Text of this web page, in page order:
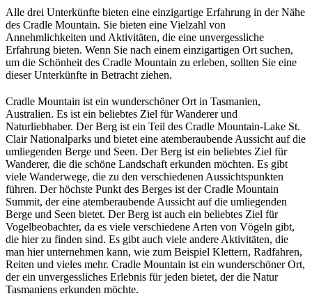
Alle drei Unterkünfte bieten eine einzigartige Erfahrung in der Nähe
des Cradle Mountain. Sie bieten eine Vielzahl von
Annehmlichkeiten und Aktivitäten, die eine unvergessliche
Erfahrung bieten. Wenn Sie nach einem einzigartigen Ort suchen,
um die Schönheit des Cradle Mountain zu erleben, sollten Sie eine
dieser Unterkünfte in Betracht ziehen.
Cradle Mountain ist ein wunderschöner Ort in Tasmanien,
Australien. Es ist ein beliebtes Ziel für Wanderer und
Naturliebhaber. Der Berg ist ein Teil des Cradle Mountain-Lake St.
Clair Nationalparks und bietet eine atemberaubende Aussicht auf die
umliegenden Berge und Seen. Der Berg ist ein beliebtes Ziel für
Wanderer, die die schöne Landschaft erkunden möchten. Es gibt
viele Wanderwege, die zu den verschiedenen Aussichtspunkten
führen. Der höchste Punkt des Berges ist der Cradle Mountain
Summit, der eine atemberaubende Aussicht auf die umliegenden
Berge und Seen bietet. Der Berg ist auch ein beliebtes Ziel für
Vogelbeobachter, da es viele verschiedene Arten von Vögeln gibt,
die hier zu finden sind. Es gibt auch viele andere Aktivitäten, die
man hier unternehmen kann, wie zum Beispiel Klettern, Radfahren,
Reiten und vieles mehr. Cradle Mountain ist ein wunderschöner Ort,
der ein unvergessliches Erlebnis für jeden bietet, der die Natur
Tasmaniens erkunden möchte.